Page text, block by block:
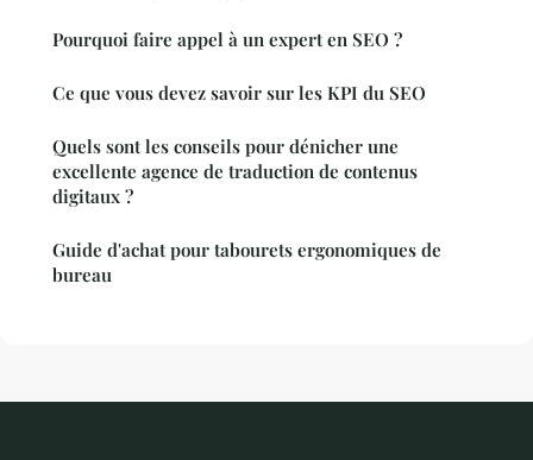
Pourquoi faire appel à un expert en SEO ?
Ce que vous devez savoir sur les KPI du SEO
Quels sont les conseils pour dénicher une
excellente agence de traduction de contenus
digitaux ?
Guide d'achat pour tabourets ergonomiques de
bureau